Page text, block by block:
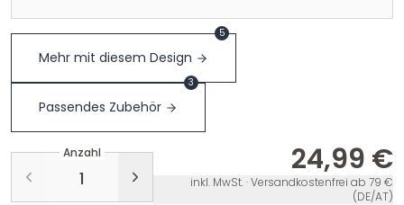
Mehr mit diesem Design
5
Passendes Zubehör
3
Anzahl 24,99 €
inkl. MwSt. · Versandkostenfrei ab 79 €
(DE/AT)